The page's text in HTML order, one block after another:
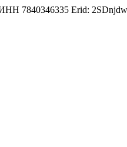
7840346335 Erid: